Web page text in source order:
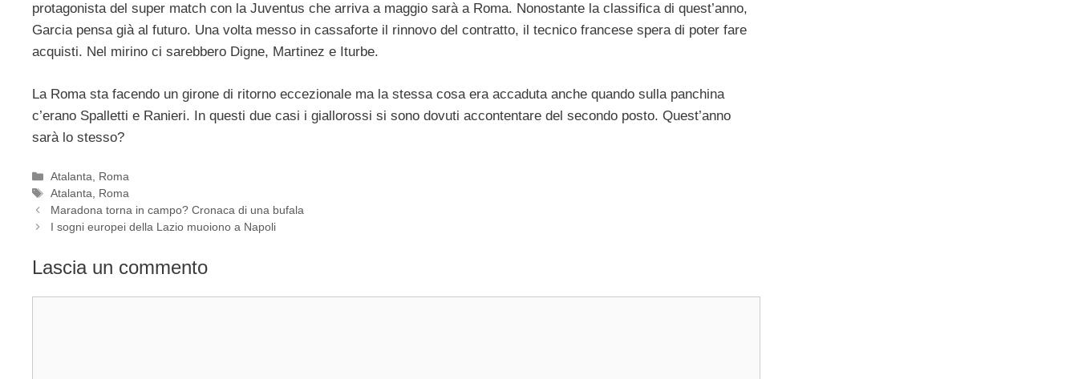
protagonista del super match con la Juventus che arriva a maggio sarà a Roma. Nonostante la classifica di quest’anno,
Garcia pensa già al futuro. Una volta messo in cassaforte il rinnovo del contratto, il tecnico francese spera di poter fare
acquisti. Nel mirino ci sarebbero Digne, Martinez e Iturbe.
La Roma sta facendo un girone di ritorno eccezionale ma la stessa cosa era accaduta anche quando sulla panchina
c’erano Spalletti e Ranieri. In questi due casi i giallorossi si sono dovuti accontentare del secondo posto. Quest’anno
sarà lo stesso?
Categorie
Atalanta, Roma
Tag
Atalanta, Roma
Maradona torna in campo? Cronaca di una bufala
I sogni europei della Lazio muoiono a Napoli
Lascia un commento